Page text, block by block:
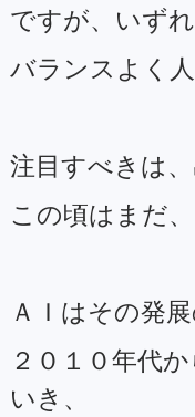
ですが、いず
バランスよく
注目すべきは
この頃はまだ
ＡＩはその発
２０１０年代
いき、